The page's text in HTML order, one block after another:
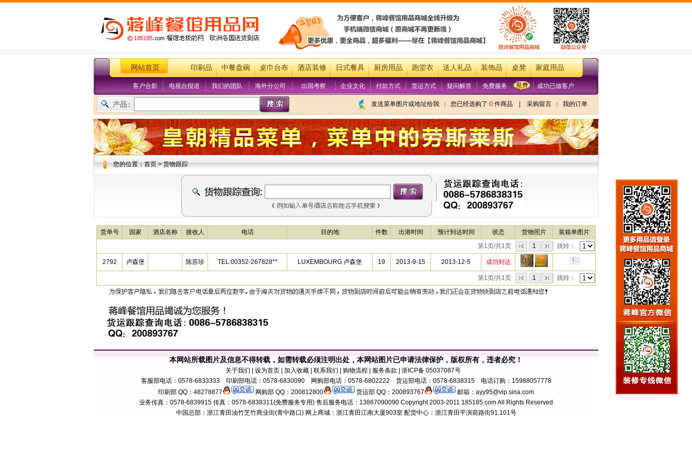
网站首页 印刷品 中餐盘碗 桌巾台布 酒店装修 日式餐具 厨房用品 跑堂衣 送人礼品 装饰品 桌凳 家庭用品
客户合影 电视台报道 我们的团队 海外分公司 出国考察 企业文化 付款方式 货运方式 疑问解答 免费服务 成功已做客户
发送菜单图片或地址给我 | 您已经选购了 0 件商品 采购留言 | 我的订单
您的位置：首页 > 货物跟踪
货单号 国家 酒店名称 接收人 电话 目的地 件数 出港时间 预计到达时间 状态 货物照片
装箱单图片
第1页/共1页
1 跳转：
2792 卢森堡 陈苏珍 TEL:00352-267828** LUXEMBOURG 卢森堡 19 2013-9-15 2013-12-5 成功到达
第1页/共1页 1 跳转：
本网站所载图片及信息不得转载，如需转载必须注明出处，本网站图片已申请法律保护，版权所有，违者必究！
关于我们 | 设为首页 | 加入收藏 | 联系我们 | 购物流程 | 服务条款 | 浙ICP备 05037087号
客服部电话：0578-6833333 印刷部电话：0578-6830090 网购部电话：0578-6802222 货运部电话：0578-6838315 电话订购：15988057778
印刷部 QQ：48278877
网购部 QQ：200812800 货运部 QQ：200893767
邮箱：ayy95@vip.sina.com
业务传真：0578-6839915 传真：0578-6838311(免费服务专用) 售后服务电话：13867090090 Copyright 2003-2011 185185.com All Rights Reserved
中国总部：浙江青田油竹芝竹商业街(青中路口) 网上商城：浙江青田江南大厦903室 配货中心：浙江青田平演前路街91.101号